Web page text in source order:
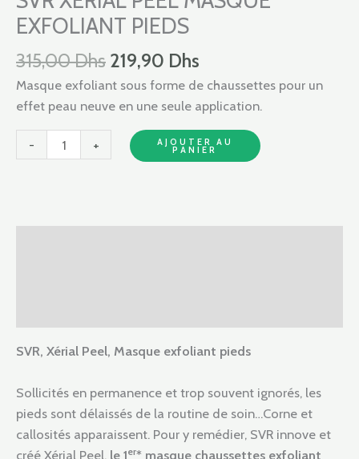
EXFOLIANT PIEDS
315,00Dhs
315,00 Dhs.
219,90 Dhs
219,90 Dhs.
Masque exfoliant sous forme de chaussettes pour un
effet peau neuve en une seule application.
-
PEEL
MASQUE
PIEDS
+ AJOUTER AU
PANIER
SVR, Xérial Peel, Masque exfoliant pieds
Sollicités en permanence et trop souvent ignorés, les
pieds sont délaissés de la routine de soin…Corne et
callosités apparaissent. Pour y remédier, SVR innove et
créé Xérial Peel, le 1er* masque chaussettes exfoliant